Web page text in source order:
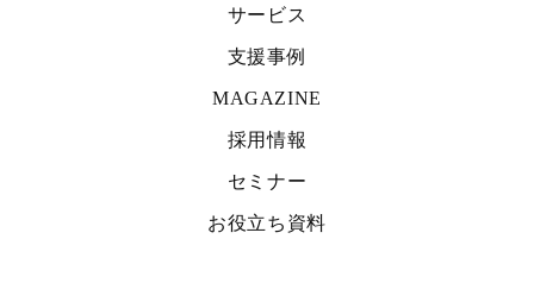
サービス
支援事例
MAGAZINE
採用情報
セミナー
お役立ち資料